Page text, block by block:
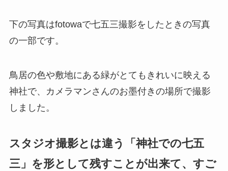
下の写真はfotowaで七五三撮影をしたときの写真
の一部です。
鳥居の色や敷地にある緑がとてもきれいに映える
神社で、カメラマンさんのお墨付きの場所で撮影
しました。
スタジオ撮影とは違う「神社での七五
三」を形として残すことが出来て、すご